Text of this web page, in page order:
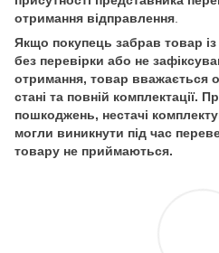
отримання відправлення
Якщо покупець забрав товар із
без перевірки або не
отримання, товар вважається
стані та повній комплектації.
пошкоджень, нестачі
могли виникнути під час
товару не приймаються.